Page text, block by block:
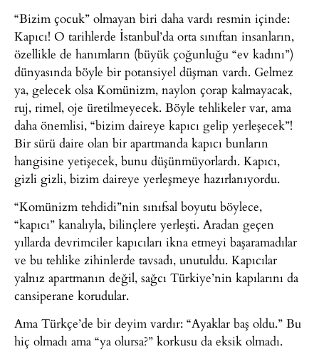
“Bizim çocuk” olmayan biri daha vardı resmin içinde:
Kapıcı! O tarihlerde İstanbul’da orta sınıftan insanların,
özellikle de hanımların (büyük çoğunluğu “ev kadını”)
dünyasında böyle bir potansiyel düşman vardı. Gelmez
ya, gelecek olsa Komünizm, naylon çorap kalmayacak,
ruj, rimel, oje üretilmeyecek. Böyle tehlikeler var, ama
daha önemlisi, “bizim daireye kapıcı gelip yerleşecek”!
Bir sürü daire olan bir apartmanda kapıcı bunların
hangisine yetişecek, bunu düşünmüyorlardı. Kapıcı,
gizli gizli, bizim daireye yerleşmeye hazırlanıyordu.
“Komünizm tehdidi”nin sınıfsal boyutu böylece,
“kapıcı” kanalıyla, bilinçlere yerleşti. Aradan geçen
yıllarda devrimciler kapıcıları ikna etmeyi başaramadılar
ve bu tehlike zihinlerde tavsadı, unutuldu. Kapıcılar
yalnız apartmanın değil, sağcı Türkiye’nin kapılarını da
cansiperane korudular.
Ama Türkçe’de bir deyim vardır: “Ayaklar baş oldu.” Bu
hiç olmadı ama “ya olursa?” korkusu da eksik olmadı.